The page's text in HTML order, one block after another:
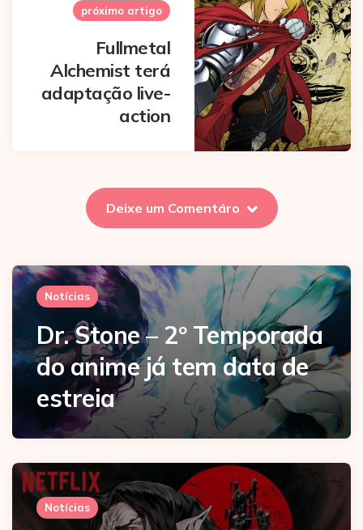
próximo artigo
Fullmetal
Alchemist terá
adaptação live-
action
Deixe um Comentáro
Notícias
Dr. Stone – 2º Temporada
do anime já tem data de
estreia
Notícias